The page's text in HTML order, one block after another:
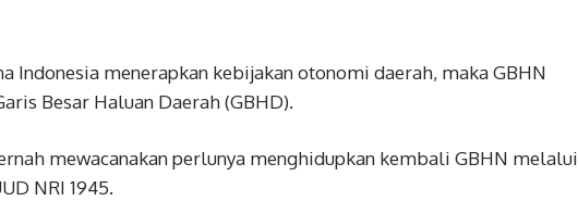
Indonesia menerapkan kebijakan otonomi daerah, maka GBHN
Besar Haluan Daerah (GBHD).
mewacanakan perlunya menghidupkan kembali GBHN melalui
NRI 1945.